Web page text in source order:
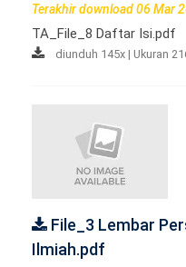
Terakhir download 06 Mar
TA_File_8 Daftar Isi.pdf
diunduh 145x | Ukuran
File_3 Lembar
Ilmiah.pdf